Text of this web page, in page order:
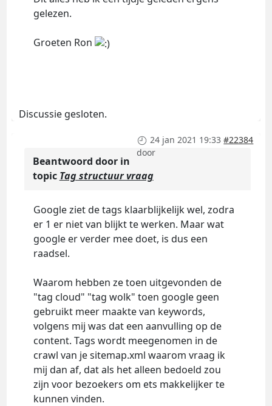
gelezen.
Groeten Ron
Discussie gesloten.
24 jan 2021 19:33 #22384
door
Beantwoord door in
topic Tag structuur vraag
Google ziet de tags klaarblijkelijk wel, zodra
er 1 er niet van blijkt te werken. Maar wat
google er verder mee doet, is dus een
raadsel.
Waarom hebben ze toen uitgevonden de
"tag cloud" "tag wolk" toen google geen
gebruikt meer maakte van keywords,
volgens mij was dat een aanvulling op de
content. Tags wordt meegenomen in de
crawl van je sitemap.xml waarom vraag ik
mij dan af, dat als het alleen bedoeld zou
zijn voor bezoekers om ets makkelijker te
kunnen vinden.